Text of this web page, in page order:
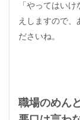
「やってはい
えしますので、
ださいね。
職場のめん